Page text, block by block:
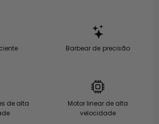
de alta
Barbear de precisão
Motor linear de alta
velocidade